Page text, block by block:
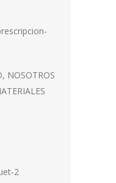
NOSOTROS